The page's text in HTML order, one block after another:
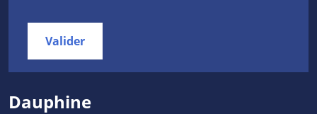
Valider
Dauphine